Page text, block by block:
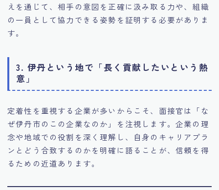
えを通じて、相手の意図を正確に汲み取る力や、組織
の一員として協力できる姿勢を証明する必要がありま
す。
3. 伊丹という地で「長く貢献したいという熱
意」
定着性を重視する企業が多いからこそ、面接官は「な
ぜ伊丹市のこの企業なのか」を注視します。企業の理
念や地域での役割を深く理解し、自身のキャリアプラ
ンとどう合致するのかを明確に語ることが、信頼を得
るための近道あります。